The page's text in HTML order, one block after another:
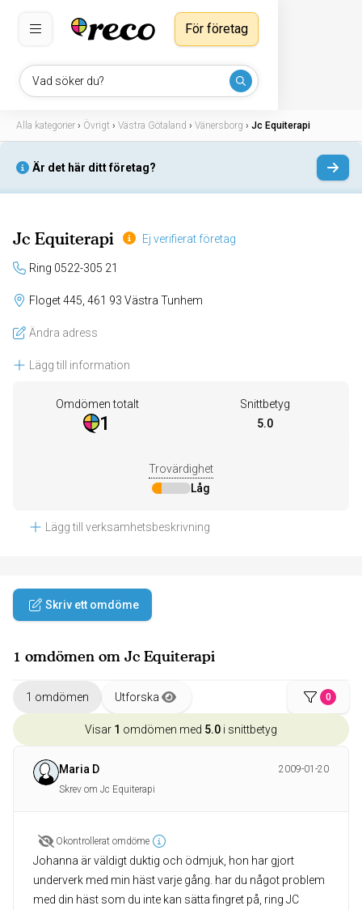
Vad söker du?
För företag
Alla kategorier › Övrigt › Västra Götaland › Vänersborg › Jc Equiterapi
Är det här ditt företag?
Jc Equiterapi Ej verifierat företag
Ring 0522-305 21
Floget 445, 461 93 Västra Tunhem
Ändra adress
Lägg till information
Omdömen totalt
1
Snittbetyg
5.0
Trovärdighet
Låg
Lägg till verksamhetsbeskrivning
Skriv ett omdöme
1 omdömen om Jc Equiterapi
1 omdömen Utforska 0
Visar 1 omdömen med 5.0 i snittbetyg
Maria D
2009-01-20
Skrev om Jc Equiterapi
Okontrollerat omdöme
Johanna är väldigt duktig och ödmjuk, hon har gjort
underverk med min häst varje gång. har du något problem
med din häst som du inte kan sätta fingret på, ring JC